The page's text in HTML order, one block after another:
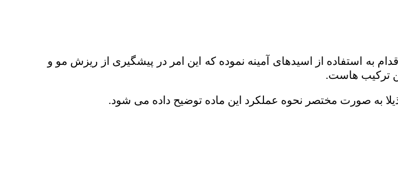
به استفاده از اسیدهای آمینه نموده که این امر در پیشگیری از ریزش مو و
ترکیب هاست.
به صورت مختصر نحوه عملکرد این ماده توضیح داده می شود.